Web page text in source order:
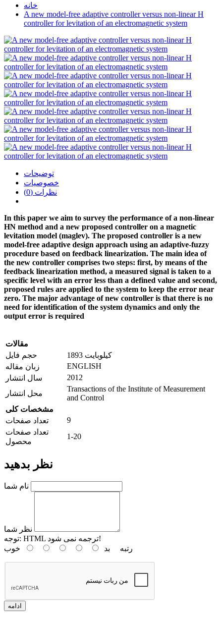
خانه
A new model-free adaptive controller versus non-linear H
controller for levitation of an electromagnetic system
توضیحات
خصوصیات
نظرات (0)
In this paper we aim to survey the performance of a non-linear
HN method and a new proposed controller on a magnetic
levitation model (maglev). The proposed controller is a new
model-free adaptive design approach using an adaptive-fuzzy
procedure based on feedback linearization. The main idea of
the new controller comprises two steps: first, by means of the
feedback linearization method, a measured signal is taken to a
specific level with an error less than a defined value and second,
proposed rules are applied to the system to keep the error near
zero. The major advantage of new controller is that there is no
need for identification of the system dynamics and only the
output error is required
مقالات
حجم فایل
1893 کیلوبایت
زبان مقاله
ENGLISH
سال انتشار
2012
محل انتشار
Transactions of the Institute of Measurement
and Control
مشخصات کلی
تعداد صفحات
9
تعداد صفحات
محصول
1-20
نظر بدهید
نام شما
نظر شما
توجه:
HTML ترجمه نمی شود!
رتبه بد خوب
ادامه